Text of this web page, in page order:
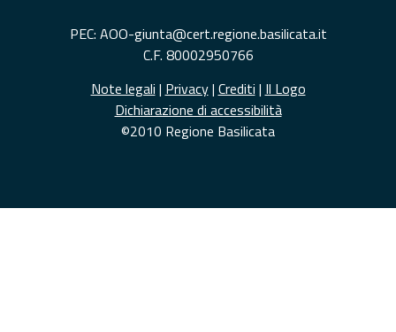
PEC: AOO-giunta@cert.regione.basilicata.it
C.F. 80002950766
Note legali | Privacy| Crediti | Il Logo
Dichiarazione di accessibilità
©2010 Regione Basilicata